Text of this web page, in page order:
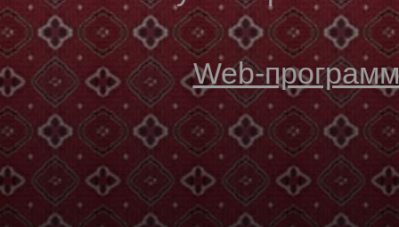
Web-